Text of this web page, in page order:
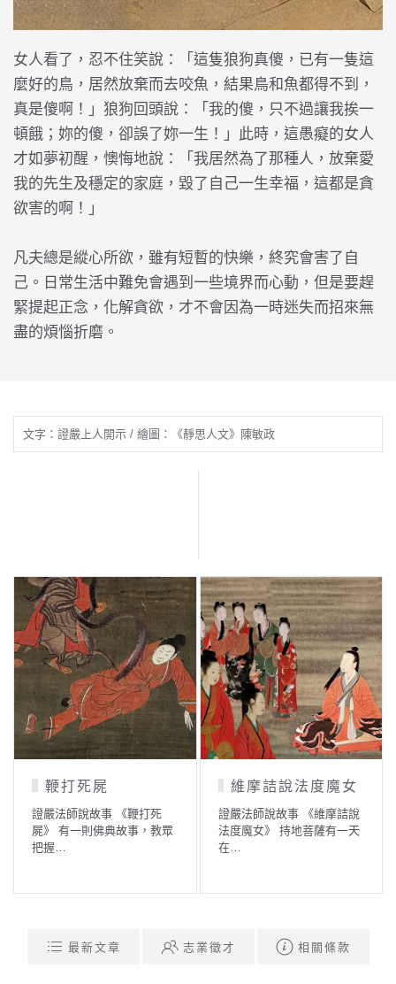
女人看了，忍不住笑說：「這隻狼狗真傻，已有一隻這
麼好的鳥，居然放棄而去咬魚，結果鳥和魚都得不到，
真是傻啊！」狼狗回頭說：「我的傻，只不過讓我挨一
頓餓；妳的傻，卻誤了妳一生！」此時，這愚癡的女人
才如夢初醒，懊悔地說：「我居然為了那種人，放棄愛
我的先生及穩定的家庭，毀了自己一生幸福，這都是貪
欲害的啊！」
凡夫總是縱心所欲，雖有短暫的快樂，終究會害了自
己。日常生活中難免會遇到一些境界而心動，但是要趕
緊提起正念，化解貪欲，才不會因為一時迷失而招來無
盡的煩惱折磨。
文字：證嚴上人開示 / 繪圖：《靜思人文》陳敏政
鞭打死屍
證嚴法師說故事 《鞭打死
屍》 有一則佛典故事，教眾
把握…
維摩詰說法度魔女
證嚴法師說故事 《維摩詰說
法度魔女》 持地菩薩有一天
在…
最新文章 志業徵才 相關條款